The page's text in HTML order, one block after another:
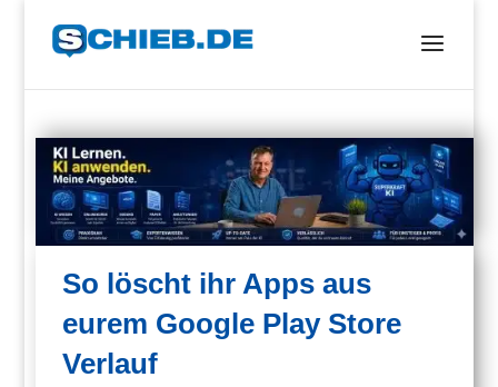
So löscht ihr Apps aus
eurem Google Play Store
Verlauf